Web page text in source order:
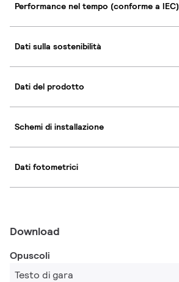
Performance nel tempo (conforme a IEC)
Dati sulla sostenibilità
Dati del prodotto
Schemi di installazione
Dati fotometrici
Download
Opuscoli
Testo di gara